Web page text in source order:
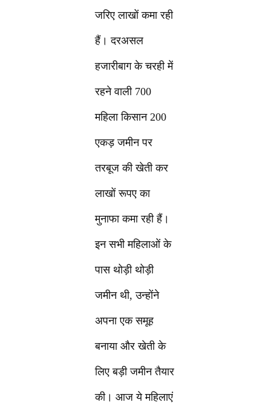
जरिए लाखों कमा रही
हैं। दरअसल
हजारीबाग के चरही में
रहने वाली 700
महिला किसान 200
एकड़ जमीन पर
तरबूज की खेती कर
लाखों रूपए का
मुनाफा कमा रही हैं।
इन सभी महिलाओं के
पास थोड़ी थोड़ी
जमीन थी, उन्होंने
अपना एक समूह
बनाया और खेती के
लिए बड़ी जमीन तैयार
की। आज ये महिलाएं